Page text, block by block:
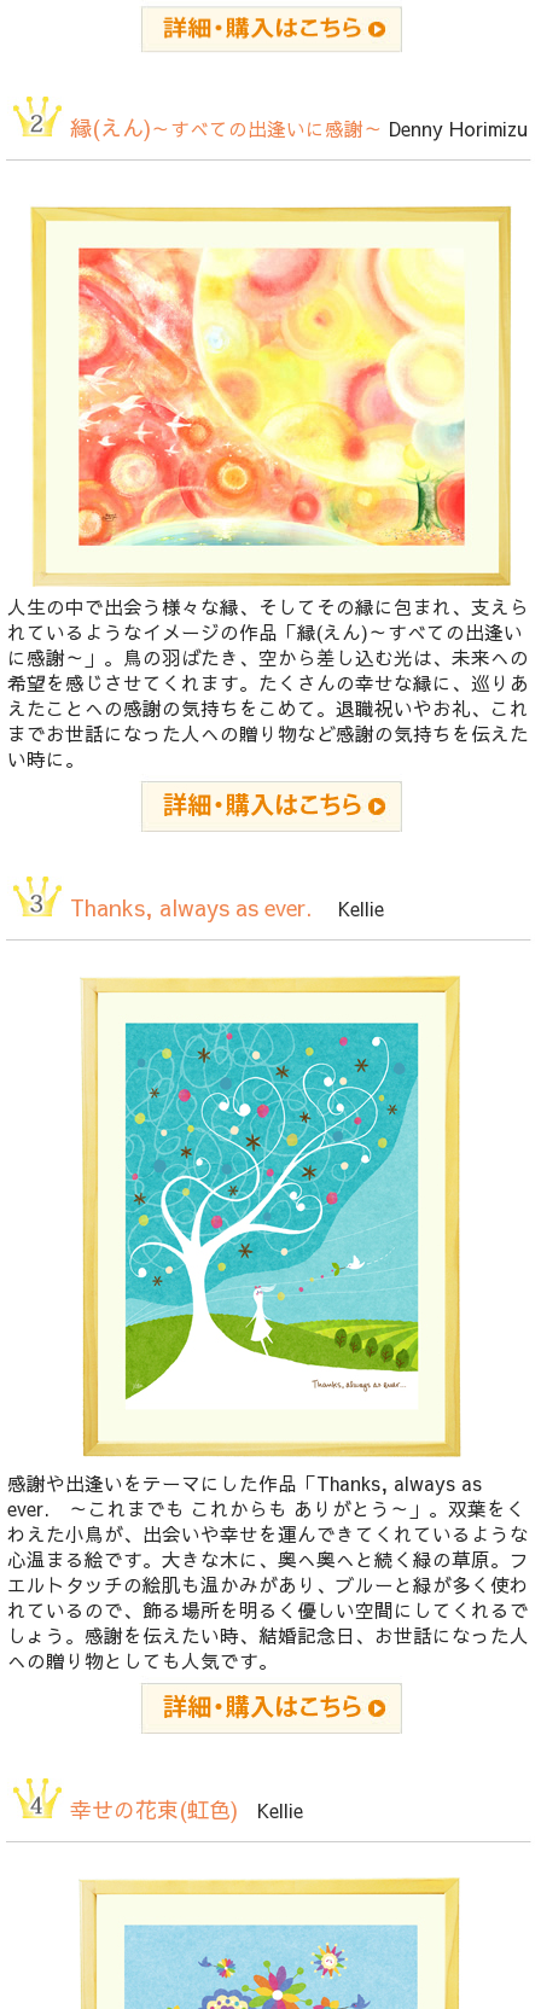
縁(えん)～すべての出逢いに感謝～ Denny Horimizu
人生の中で出会う様々な縁、そしてその縁に包まれ、支えら
れているようなイメージの作品「縁(えん)～すべての出逢い
に感謝～」。鳥の羽ばたき、空から差し込む光は、未来への
希望を感じさせてくれます。たくさんの幸せな縁に、巡りあ
えたことへの感謝の気持ちをこめて。退職祝いやお礼、これ
までお世話になった人への贈り物など感謝の気持ちを伝えた
い時に。
Thanks, always as ever. Kellie
感謝や出逢いをテーマにした作品「Thanks, always as
ever. ～これまでも これからも ありがとう～」。双葉をく
わえた小鳥が、出会いや幸せを運んできてくれているような
心温まる絵です。大きな木に、奥へ奥へと続く緑の草原。フ
エルトタッチの絵肌も温かみがあり、ブルーと緑が多く使わ
れているので、飾る場所を明るく優しい空間にしてくれるで
しょう。感謝を伝えたい時、結婚記念日、お世話になった人
への贈り物としても人気です。
幸せの花束(虹色) Kellie